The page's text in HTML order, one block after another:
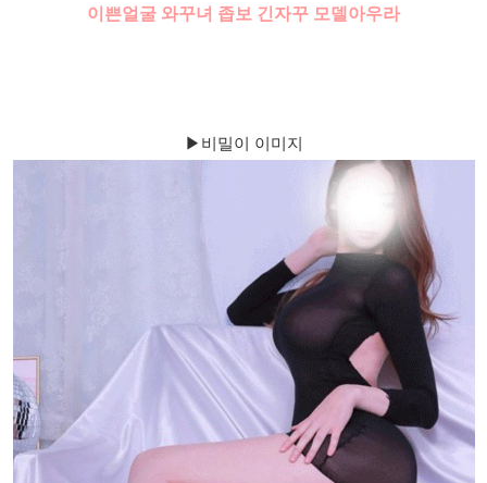
이쁜얼굴 와꾸녀 좁보 긴자꾸 모델아우라
▶비밀이 이미지